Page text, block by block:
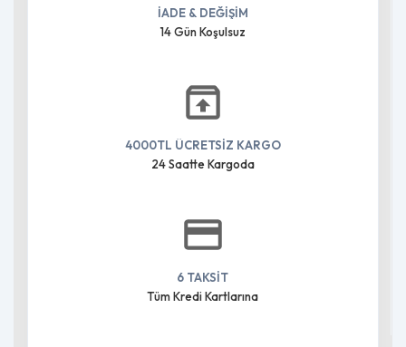
İADE & DEĞİŞİM
14 Gün Koşulsuz
4000TL ÜCRETSİZ KARGO
24 Saatte Kargoda
6 TAKSİT
Tüm Kredi Kartlarına